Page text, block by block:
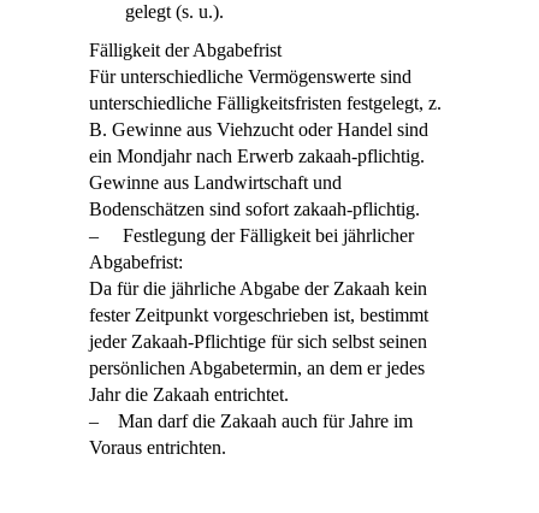
gelegt (s. u.).
Fälligkeit der Abgabefrist
Für unterschiedliche Vermögenswerte sind
unterschiedliche Fälligkeitsfristen festgelegt, z.
B. Gewinne aus Viehzucht oder Handel sind
ein Mondjahr nach Erwerb zakaah-pflichtig.
Gewinne aus Landwirtschaft und
Bodenschätzen sind sofort zakaah-pflichtig.
– Festlegung der Fälligkeit bei jährlicher
Abgabefrist:
Da für die jährliche Abgabe der Zakaah kein
fester Zeitpunkt vorgeschrieben ist, bestimmt
jeder Zakaah-Pflichtige für sich selbst seinen
persönlichen Abgabetermin, an dem er jedes
Jahr die Zakaah entrichtet.
– Man darf die Zakaah auch für Jahre im
Voraus entrichten.